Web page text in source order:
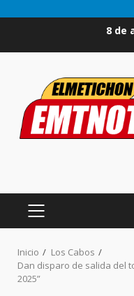
8 de
MENÚ
PRINCIPAL
Inicio
Los Cabos
Dan disparo de salida del
2025”